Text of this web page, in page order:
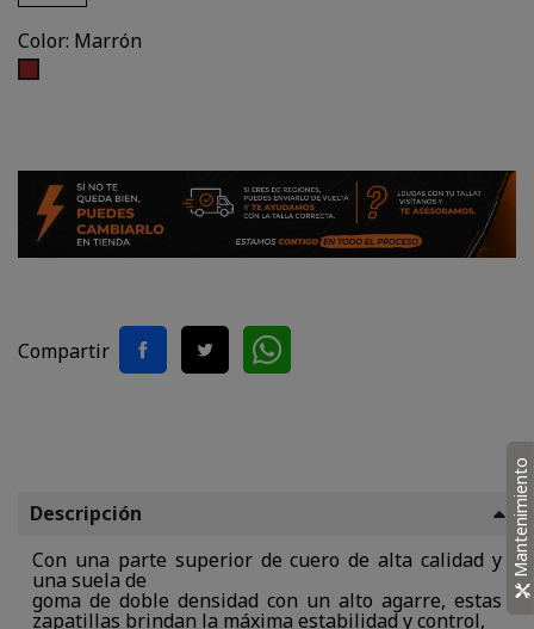
Color: Marrón
Compartir
Descripción
Con una parte superior de cuero de alta calidad y
una suela de
goma de doble densidad con un alto agarre, estas
zapatillas brindan la máxima estabilidad y control,
Mantenimiento